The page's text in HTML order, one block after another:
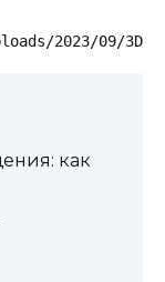
09/
как